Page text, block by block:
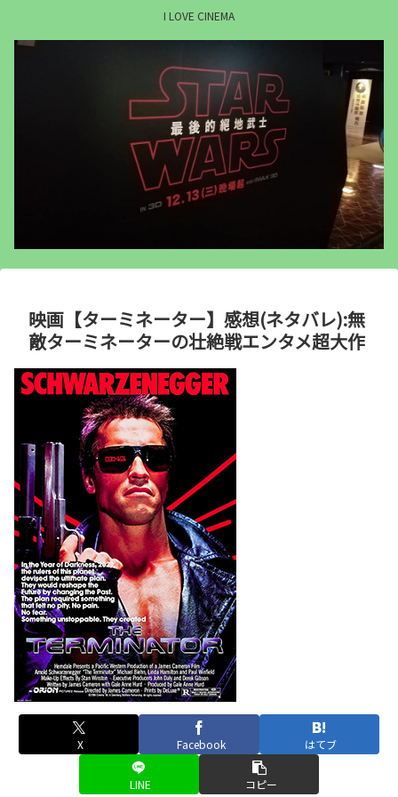
I LOVE CINEMA
映画【ターミネーター】感想(ネタバレ):無
敵ターミネーターの壮絶戦エンタメ超大作
X Facebook はてブ
LINE コピー